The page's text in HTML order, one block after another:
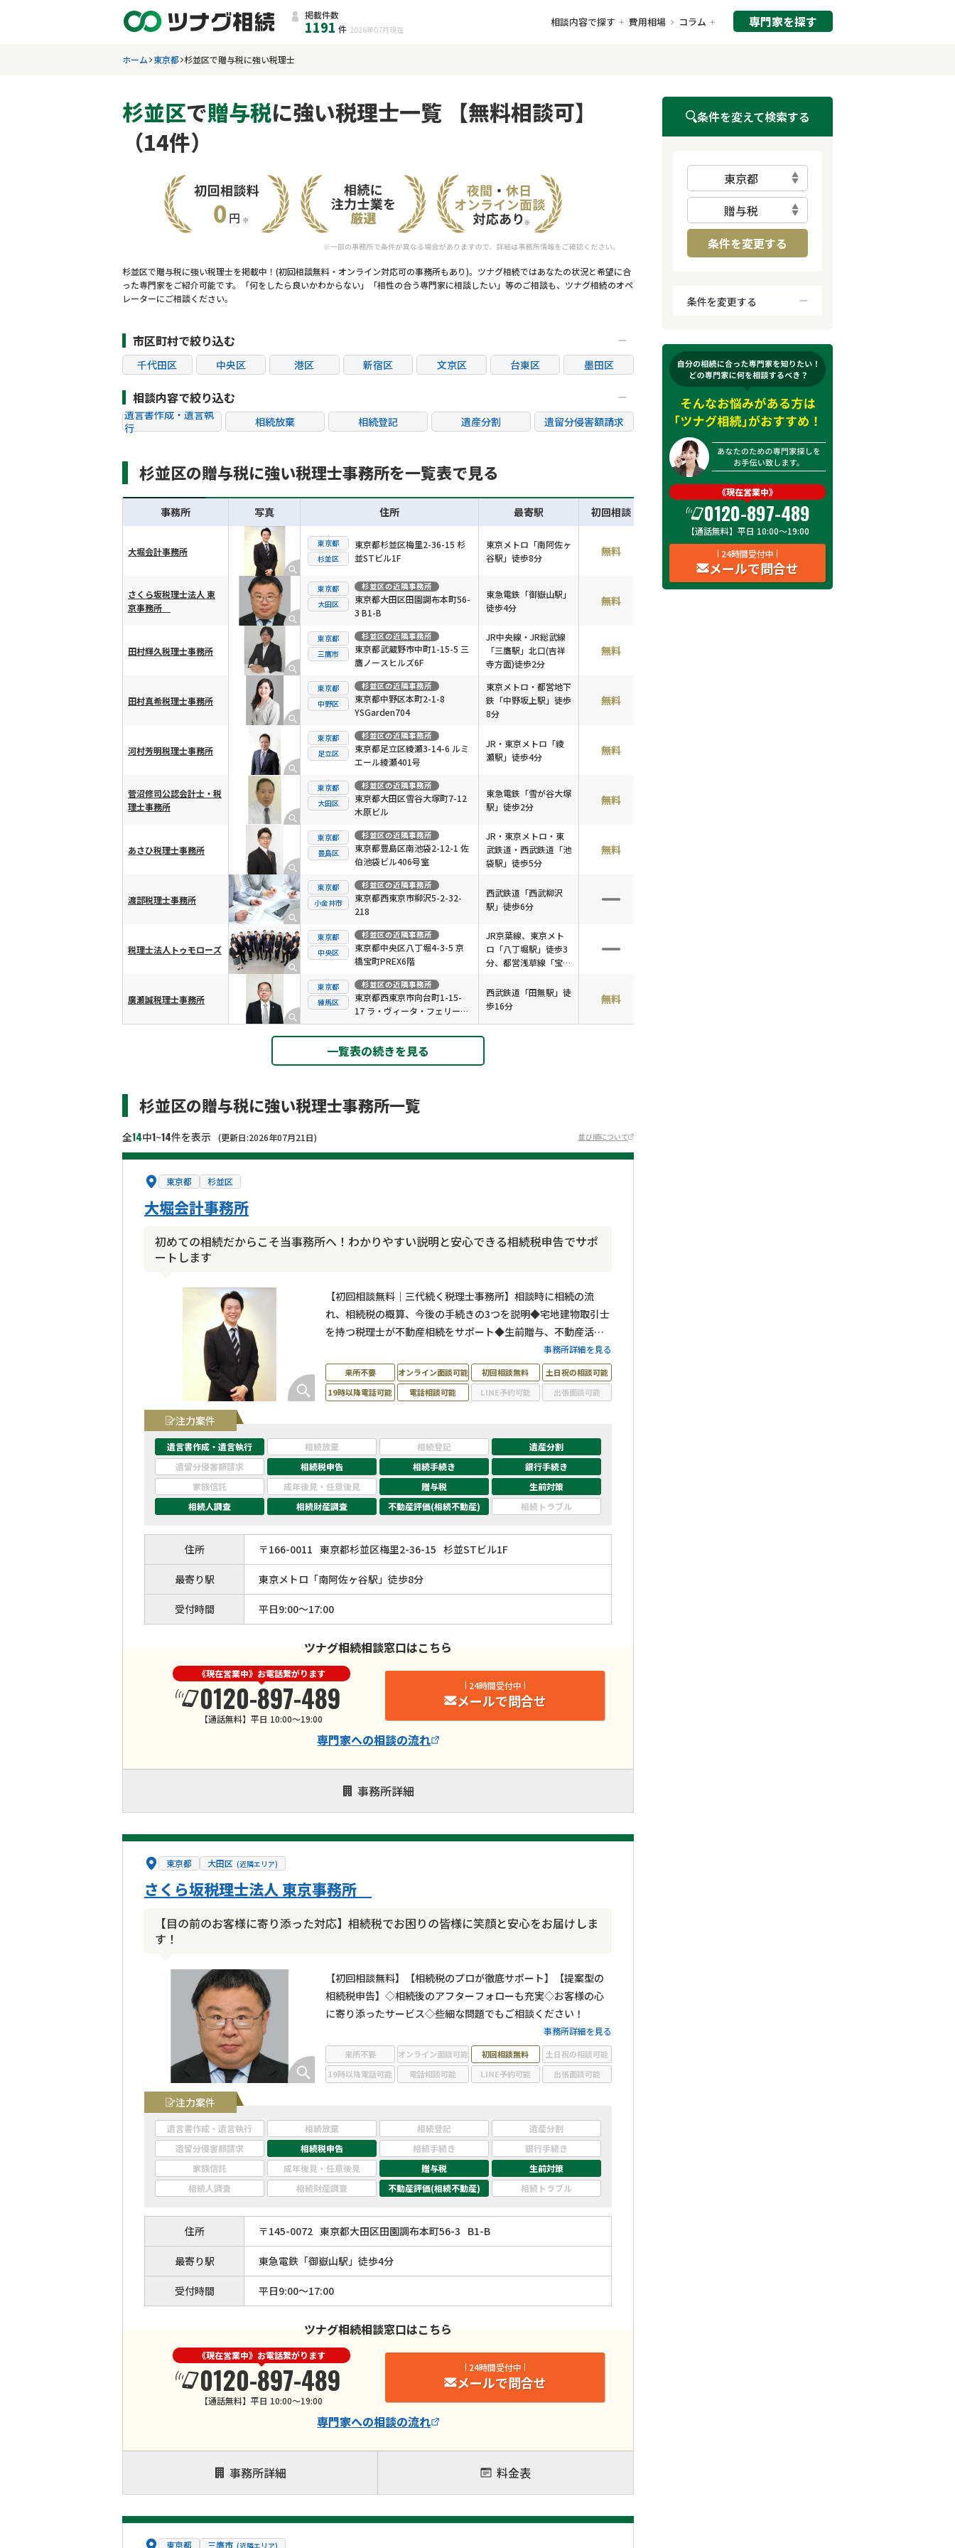
掲載件数
1191 件 2026年07月 現在
相談内容で探す 費用相場 コラム 専門家を探す
ホーム 東京都 杉並区で贈与税に強い税理士
杉並区で贈与税に強い税理士一覧 【無料相談可】
（14件）
杉並区で贈与税に強い税理士を掲載中！(初回相談無料・オンライン対応可の事務所もあり)。ツナグ相続ではあなたの状況と希望に合
った専門家をご紹介可能です。「何をしたら良いかわからない」「相性の合う専門家に相談したい」等のご相談も、ツナグ相続のオペ
レーターにご相談ください。
市区町村で絞り込む
千代田区 中央区 港区 新宿区 文京区 台東区
墨田区
杉並区
豊島区 北区 荒川区 板橋区 練馬区
足立区
葛飾区
江戸川区 八王子市 立川市 三鷹市 府中市
調布市
狛江市
東大和市 清瀬市 稲城市
相談内容で絞り込む
遺言書作成・遺言執
行
相続放棄 相続登記 遺産分割
遺留分侵害額請求
贈与税
生前対策 相続人調査 相続財産調査
杉並区の贈与税に強い税理士事務所を一覧表で見る
横スクロール可能
事務所 写真 住所 最寄駅 初回相談 費用 オンライン面談
大堀会計事務所
東京都
杉並区
東京都杉並区梅里2-36-15 杉
並STビル1F
東京メトロ「南阿佐ヶ
谷駅」徒歩8分
無料
対応可
さくら坂税理士法人 東
京事務所
東京都
大田区
杉並区の近隣事務所
東京都大田区田園調布本町56-
3 B1-B
東急電鉄「御嶽山駅」
徒歩4分
無料
田村輝久税理士事務所
東京都
三鷹市
杉並区の近隣事務所
東京都武蔵野市中町1-15-5 三
鷹ノースヒルズ6F
JR中央線・JR総武線
「三鷹駅」北口(吉祥
寺方面)徒歩2分
無料
田村真希税理士事務所
東京都
中野区
杉並区の近隣事務所
東京都中野区本町2-1-8
YSGarden704
東京メトロ・都営地下
鉄「中野坂上駅」徒歩
8分
無料
河村芳明税理士事務所
東京都
足立区
杉並区の近隣事務所
東京都足立区綾瀬3-14-6 ルミ
エール綾瀬401号
JR・東京メトロ「綾
瀬駅」徒歩4分
無料
菅沼修司公認会計士・税
理士事務所
東京都
大田区
杉並区の近隣事務所
東京都大田区雪谷大塚町7-12
木原ビル
東急電鉄「雪が谷大塚
駅」徒歩2分
無料
あさひ税理士事務所
東京都
豊島区
杉並区の近隣事務所
東京都豊島区南池袋2-12-1 佐
伯池袋ビル406号室
JR・東京メトロ・東
武鉄道・西武鉄道「池
袋駅」徒歩5分
無料
渡部税理士事務所
東京都
小金井市
杉並区の近隣事務所
東京都西東京市柳沢5-2-32-
218
西武鉄道「西武柳沢
駅」徒歩6分
税理士法人トゥモローズ
東京都
中央区
杉並区の近隣事務所
東京都中央区八丁堀4-3-5 京
橋宝町PREX6階
JR京葉線、東京メト
ロ「八丁堀駅」徒歩3
分、都営浅草線「宝町
廣瀬誠税理士事務所
東京都
練馬区
杉並区の近隣事務所
東京都西東京市向台町1-15-
17 ラ・ヴィータ・フェリーチ
ェ101
西武鉄道「田無駅」徒
歩16分
無料
一覧表の続きを見る
杉並区の贈与税に強い税理士事務所一覧
全14中1~14件を表示 (更新日:2026年07月21日) 並び順について
東京都 杉並区
初めての相続だからこそ当事務所へ！わかりやすい説明と安心できる相続税申告でサポ
ートします
大堀会計事務所
【初回相談無料｜三代続く税理士事務所】相談時に相続の流
れ、相続税の概算、今後の手続きの3つを説明◆宅地建物取引士
を持つ税理士が不動産相続をサポート◆生前贈与、不動産活
用、遺言書作成といった生前対策も得意◆土日祝日相談（要予
約）とオンライン面談にも対応している忙しい方が相談しやす
い税理士事務所です。
事務所詳細を見る
来所不要 オンライン面談可能 初回相談無料
土日祝の相談可能
19時以降電話可能
電話相談可能 LINE予約可能 出張面談可能
注力案件
遺言書作成・遺言執行 相続放棄 相続登記
遺産分割
遺留分侵害額請求
相続税申告 相続手続き
銀行手続き
家族信託
成年後見・任意後見 贈与税
生前対策
相続人調査
相続財産調査 不動産評価(相続不動産) 相続トラブル
住所 〒166-0011 東京都杉並区梅里2-36-15 杉並STビル1F
最寄り駅 東京メトロ「南阿佐ヶ谷駅」徒歩8分
受付時間 平日9:00～17:00
ツナグ相続相談窓口はこちら
《現在営業中》お電話繋がります
0120-897-489
【通話無料】平日 10:00～19:00
24時間受付中
メールで問合せ
専門家への相談の流れ
事務所詳細
東京都 大田区 (近隣エリア)
【目の前のお客様に寄り添った対応】相続税でお困りの皆様に笑顔と安心をお届けしま
す！
さくら坂税理士法人 東京事務所
【初回相談無料】【相続税のプロが徹底サポート】【提案型の
相続税申告】◇相続後のアフターフォローも充実◇お客様の心
に寄り添ったサービス◇些細な問題でもご相談ください！
事務所詳細を見る
来所不要 オンライン面談可能 初回相談無料
土日祝の相談可能
19時以降電話可能
電話相談可能 LINE予約可能 出張面談可能
注力案件
遺言書作成・遺言執行 相続放棄 相続登記
遺産分割
遺留分侵害額請求
相続税申告 相続手続き
銀行手続き
家族信託
成年後見・任意後見 贈与税
生前対策
相続人調査
相続財産調査 不動産評価(相続不動産) 相続トラブル
住所 〒145-0072 東京都大田区田園調布本町56-3 B1-B
最寄り駅 東急電鉄「御嶽山駅」徒歩4分
受付時間 平日9:00〜17:00
ツナグ相続相談窓口はこちら
《現在営業中》お電話繋がります
0120-897-489
【通話無料】平日 10:00～19:00
24時間受付中
メールで問合せ
専門家への相談の流れ
事務所詳細 料金表
東京都 三鷹市 (近隣エリア)
条件を変えて検索する
東京都
贈与税
条件を変更する
条件を変更する
オンライン面談可能
初回相談無料
土日祝の相談可能
19時以降電話可能
電話相談可能
LINE予約可能
出張面談可能
《現在営業中》
0120-897-489
【通話無料】平日 10:00～19:00
24時間受付中
メールで問合せ